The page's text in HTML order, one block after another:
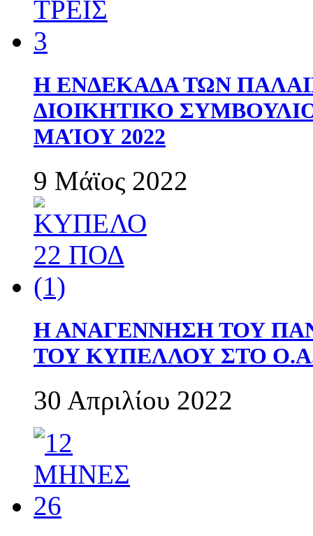
Η ΕΝΔΕΚΑΔΑ ΤΩΝ
ΔΙΟΙΚΗΤΙΚΟ
ΜΑΊΟΥ 2022
9 Μάϊος 2022
Η ΑΝΑΓΕΝΝΗΣΗ ΤΟΥ
ΤΟΥ ΚΥΠΕΛΛΟΥ ΣΤΟ
30 Απριλίου 2022